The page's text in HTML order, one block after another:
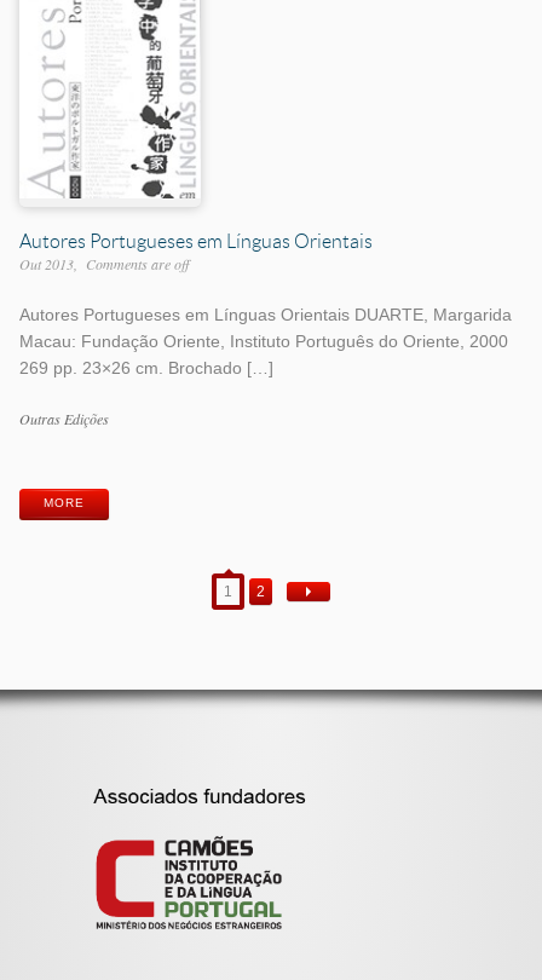
Autores Portugueses em Línguas Orientais
Out 2013 Comments are off
Autores Portugueses em Línguas Orientais DUARTE, Margarida
Macau: Fundação Oriente, Instituto Português do Oriente, 2000
269 pp. 23×26 cm. Brochado […]
Work
Outras Edições
MORE
1 2